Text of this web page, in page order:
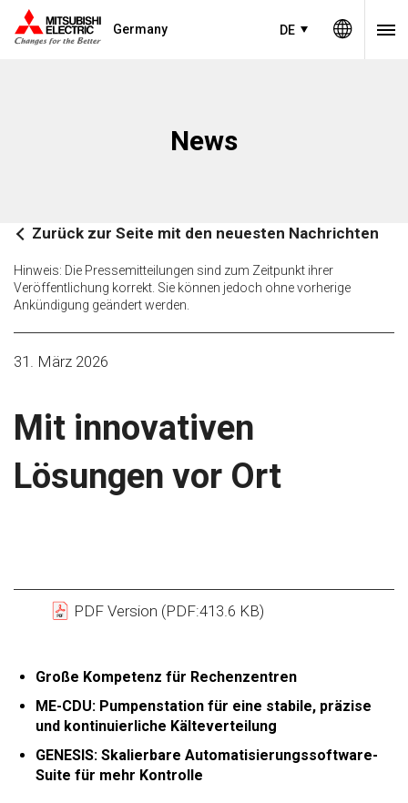
Germany DE
News
Zurück zur Seite mit den neuesten Nachrichten
Hinweis: Die Pressemitteilungen sind zum Zeitpunkt ihrer
Veröffentlichung korrekt. Sie können jedoch ohne vorherige
Ankündigung geändert werden.
31. März 2026
Mit innovativen
Lösungen vor Ort
PDF Version (PDF:413.6 KB)
Große Kompetenz für Rechenzentren
ME-CDU: Pumpenstation für eine stabile, präzise
und kontinuierliche Kälteverteilung
GENESIS: Skalierbare Automatisierungssoftware-
Suite für mehr Kontrolle